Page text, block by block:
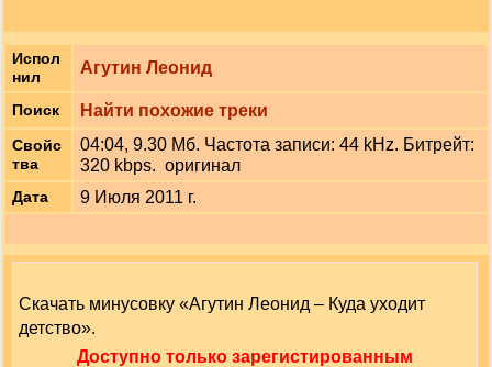
Испол
нил
Агутин Леонид
Поиск Найти похожие треки
Свойс
тва
04:04, 9.30 Мб. Частота записи: 44 kHz. Битрейт:
320 kbps. оригинал
Дата 9 Июля 2011 г.
Скачать минусовку «Агутин Леонид – Куда уходит
детство».
Доступно только зарегистированным